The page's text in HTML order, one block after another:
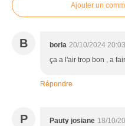
Ajouter un
B borla 20/10/2024 20:03
ça a l'air trop bon , a
Répondre
P Pauty josiane 18/10/